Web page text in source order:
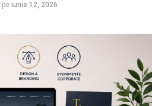
pe iunie 12, 2026